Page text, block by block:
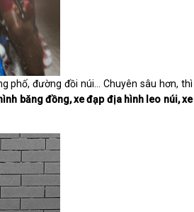
phố, đường đồi núi... Chuyên sâu hơn, thì
băng đồng, xe đạp địa hình leo núi, xe